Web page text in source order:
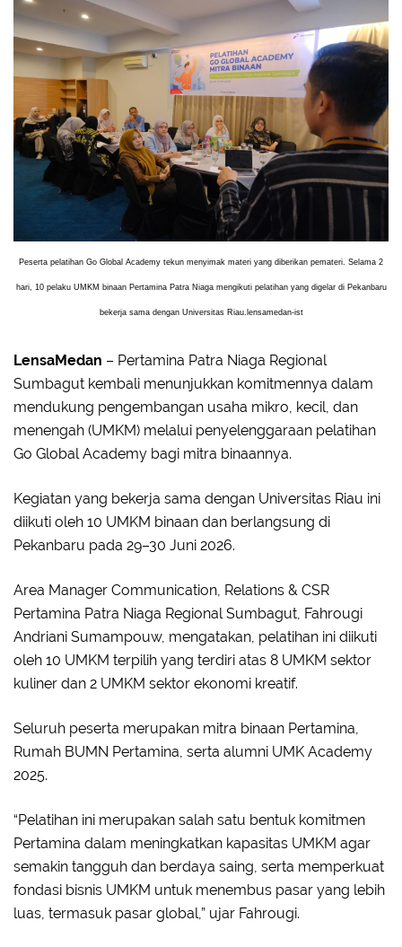
Peserta pelatihan Go Global Academy tekun menyimak materi yang diberikan pemateri. Selama 2
hari, 10 pelaku UMKM binaan Pertamina Patra Niaga mengikuti pelatihan yang digelar di Pekanbaru
bekerja sama dengan Universitas Riau.lensamedan-ist
LensaMedan – Pertamina Patra Niaga Regional
Sumbagut kembali menunjukkan komitmennya dalam
mendukung pengembangan usaha mikro, kecil, dan
menengah (UMKM) melalui penyelenggaraan pelatihan
Go Global Academy bagi mitra binaannya.
Kegiatan yang bekerja sama dengan Universitas Riau ini
diikuti oleh 10 UMKM binaan dan berlangsung di
Pekanbaru pada 29–30 Juni 2026.
Area Manager Communication, Relations & CSR
Pertamina Patra Niaga Regional Sumbagut, Fahrougi
Andriani Sumampouw, mengatakan, pelatihan ini diikuti
oleh 10 UMKM terpilih yang terdiri atas 8 UMKM sektor
kuliner dan 2 UMKM sektor ekonomi kreatif.
Seluruh peserta merupakan mitra binaan Pertamina,
Rumah BUMN Pertamina, serta alumni UMK Academy
2025.
“Pelatihan ini merupakan salah satu bentuk komitmen
Pertamina dalam meningkatkan kapasitas UMKM agar
semakin tangguh dan berdaya saing, serta memperkuat
fondasi bisnis UMKM untuk menembus pasar yang lebih
luas, termasuk pasar global,” ujar Fahrougi.